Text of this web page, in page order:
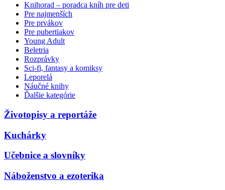
Knihorad – poradca kníh pre deti
Pre najmenších
Pre prvákov
Pre pubertiakov
Young Adult
Beletria
Rozprávky
Sci-fi, fantasy a komiksy
Leporelá
Náučné knihy
Ďalšie kategórie
Životopisy a reportáže
Kuchárky
Učebnice a slovníky
Náboženstvo a ezoterika